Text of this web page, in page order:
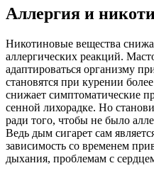
Аллергия и
Никотиновые вещества
аллергических реакций.
адаптироваться организму
становятся при курении
снижает симптоматические
сенной лихорадке. Но
ради того, чтобы не было
Ведь дым сигарет сам
зависимость со временем
дыхания, проблемам с